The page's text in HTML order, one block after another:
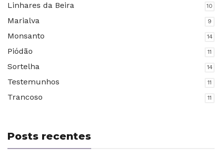
Linhares da Beira 10
Marialva 9
Monsanto 14
Piódão 11
Sortelha 14
Testemunhos 11
Trancoso 11
Posts recentes